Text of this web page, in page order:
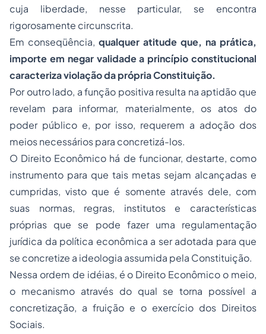
cuja liberdade, nesse particular, se encontra
rigorosamente circunscrita.
Em conseqüência, qualquer atitude que, na prática,
importe em negar validade a princípio constitucional
caracteriza violação da própria Constituição.
Por outro lado, a função positiva resulta na aptidão que
revelam para informar, materialmente, os atos do
poder público e, por isso, requerem a adoção dos
meios necessários para concretizá-los.
O Direito Econômico há de funcionar, destarte, como
instrumento para que tais metas sejam alcançadas e
cumpridas, visto que é somente através dele, com
suas normas, regras, institutos e características
próprias que se pode fazer uma regulamentação
jurídica da política econômica a ser adotada para que
se concretize a ideologia assumida pela Constituição.
Nessa ordem de idéias, é o Direito Econômico o meio,
o mecanismo através do qual se torna possível a
concretização, a fruição e o exercício dos Direitos
Sociais.